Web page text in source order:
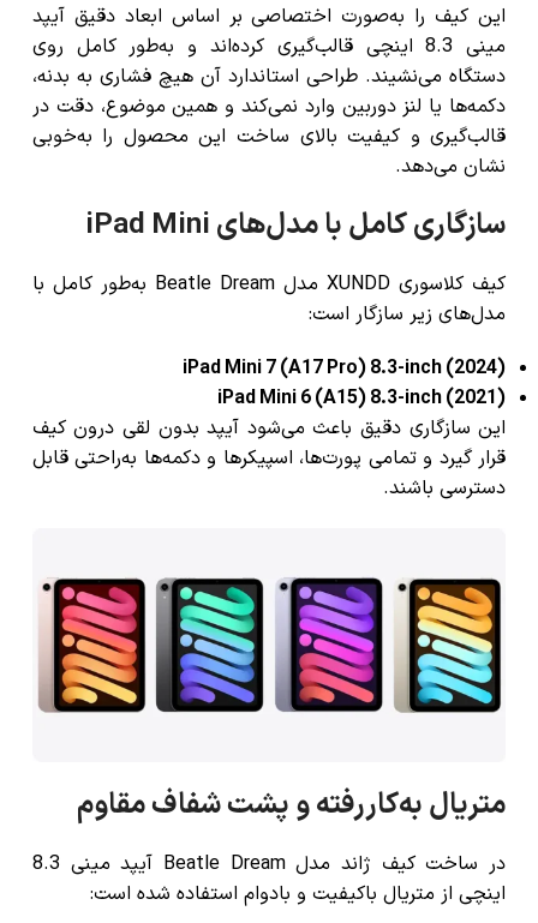
این کیف را به‌صورت اختصاصی بر اساس ابعاد دقیق آیپد
مینی 8.3 اینچی
قالب‌گیری کرده‌اند و به‌طور کامل روی
دستگاه می‌نشیند. طراحی استاندارد آنهیچ فشاری به بدنه،
دکمه‌ها یا لنز دوربین وارد نمی‌کندو همین موضوع،دقت در
قالب‌گیری و کیفیت بالای ساختاین محصول را به‌خوبی
نشان می‌دهد.
سازگاری کامل با مدل‌های iPad Mini
کیف کلاسوری XUNDD مدل Beatle Dream به‌طور کامل با
مدل‌های زیر سازگار است:
iPad Mini 7 (A17 Pro) 8.3-inch (2024)
iPad Mini 6 (A15) 8.3-inch (2021)
این سازگاری دقیق باعث می‌شود آیپد بدون لقی درون کیف
قرار گیرد و تمامی پورت‌ها، اسپیکرها و دکمه‌ها به‌راحتی قابل
دسترسی باشند.
متریال به‌کاررفته و پشت شفاف مقاوم
در ساخت کیف ژاند مدل Beatle Dream آیپد مینی 8.3
اینچی از متریال باکیفیت و بادوام استفاده شده است: